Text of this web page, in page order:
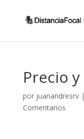
Precio
por juanandresrv|
Comentarios